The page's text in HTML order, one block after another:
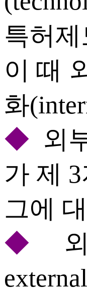
특허
이 때
화
◆ 외
가 제
그에
◆